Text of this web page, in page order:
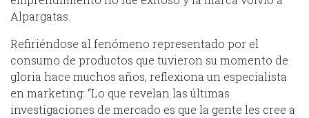
Alpargatas.
Refiriéndose al fenómeno representado por el
consumo de productos que tuvieron su momento de
gloria hace muchos años, reflexiona un especialista
en marketing: “Lo que revelan las últimas
investigaciones de mercado es que la gente les cree a